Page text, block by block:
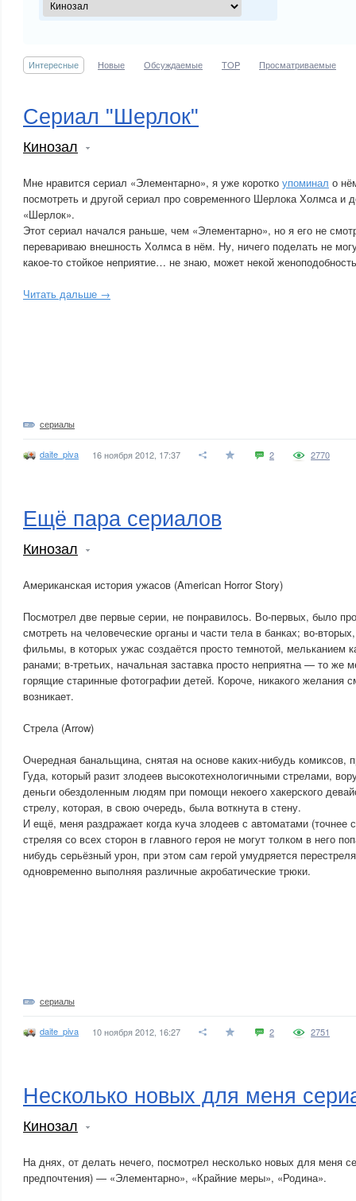
Интересные Новые Обсуждаемые TOP Просматриваемые
Сериал "Шерлок"
Кинозал
Мне нравится сериал «Элементарно», я уже коротко упоминал о
посмотреть и другой сериал про современного Шерлока Холмса и
«Шерлок».
Этот сериал начался раньше, чем «Элементарно», но я его не
перевариваю внешность Холмса в нём. Ну, ничего поделать не
какое-то стойкое неприятие… не знаю, может некой
Читать дальше →
сериалы
daite_piva 16 ноября 2012, 17:37 2 2770
Ещё пара сериалов
Кинозал
Американская история ужасов (American Horror Story)
Посмотрел две первые серии, не понравилось. Во-первых, было
смотреть на человеческие органы и части тела в банках; во-
фильмы, в которых ужас создаётся просто темнотой, мельканием
ранами; в-третьих, начальная заставка просто неприятна — то же
горящие старинные фотографии детей. Короче, никакого желания
возникает.
Стрела (Arrow)
Очередная банальщина, снятая на основе каких-нибудь комиксов,
Гуда, который разит злодеев высокотехнологичными стрелами,
деньги обездоленным людям при помощи некоего хакерского
стрелу, которая, в свою очередь, была воткнута в стену.
И ещё, меня раздражает когда куча злодеев с автоматами (точнее
стреляя со всех сторон в главного героя не могут толком в него
нибудь серьёзный урон, при этом сам герой умудряется
одновременно выполняя различные акробатические трюки.
сериалы
daite_piva 10 ноября 2012, 16:27 2 2751
Несколько новых для меня
Кинозал
На днях, от делать нечего, посмотрел несколько новых для меня
предпочтения) — «Элементарно», «Крайние меры», «Родина».